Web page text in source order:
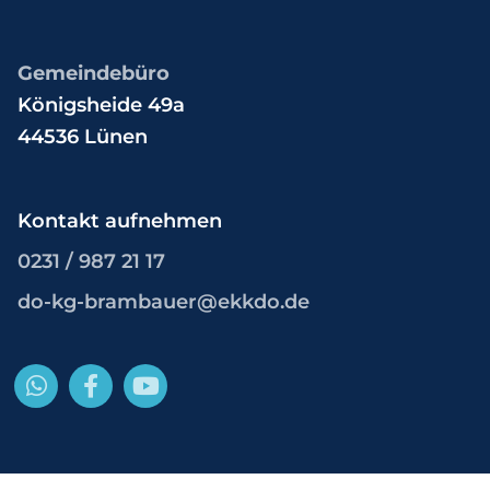
Gemeindebüro
Königsheide 49a
44536 Lünen
Kontakt aufnehmen
0231 / 987 21 17
do-kg-brambauer@ekkdo.de